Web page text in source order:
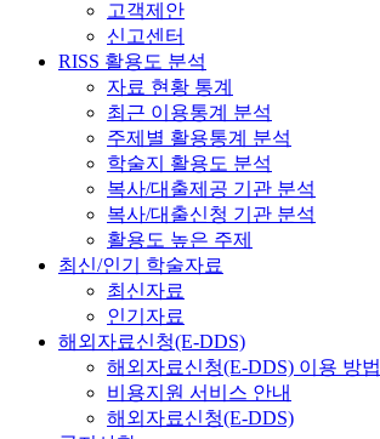
고객제안
신고센터
RISS 활용도 분석
자료 현황 통계
최근 이용통계 분석
주제별 활용통계 분석
학술지 활용도 분석
복사/대출제공 기관 분석
복사/대출신청 기관 분석
활용도 높은 주제
최신/인기 학술자료
최신자료
인기자료
해외자료신청(E-DDS)
해외자료신청(E-DDS) 이용 방법
비용지원 서비스 안내
해외자료신청(E-DDS)